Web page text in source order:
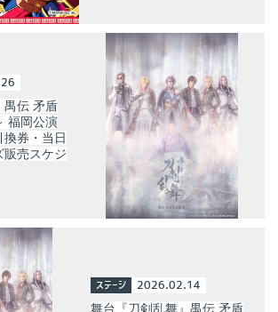
禺伝 矛盾
福岡公演
券・当日
販売スケジ
ステージ 2026.02.14
舞台『刀剣乱舞』禺伝 矛盾